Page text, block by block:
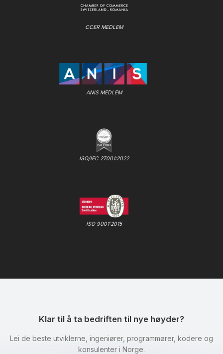
CCER MEDLEM
ANIS MEDLEM
ISO/IEC 27001:2022
ISO 9001:2015
Klar til å ta bedriften til nye høyder?
Lei de beste utviklerne, ingeniører, programmører, kodere og
konsulenter i Norge.